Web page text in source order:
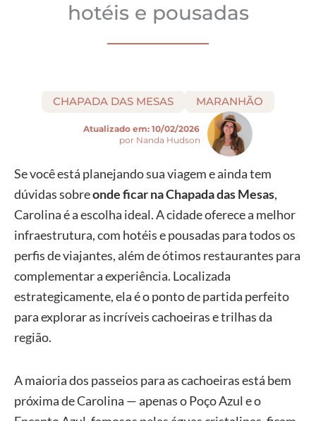
hotéis e pousadas
CHAPADA DAS MESAS MARANHÃO
Atualizado em: 10/02/2026
por Nanda Hudson
Se você está planejando sua viagem e ainda tem
dúvidas sobreonde ficar na Chapada das Mesas,
Carolina é a escolha ideal. A cidade oferece a melhor
infraestrutura, com hotéis e pousadas para todos os
perfis de viajantes, além de ótimos restaurantes para
complementar a experiência. Localizada
estrategicamente, ela é o ponto de partida perfeito
para explorar as incríveis cachoeiras e trilhas da
região.
A maioria dos passeios para as cachoeiras está bem
próxima de Carolina — apenas o Poço Azul e o